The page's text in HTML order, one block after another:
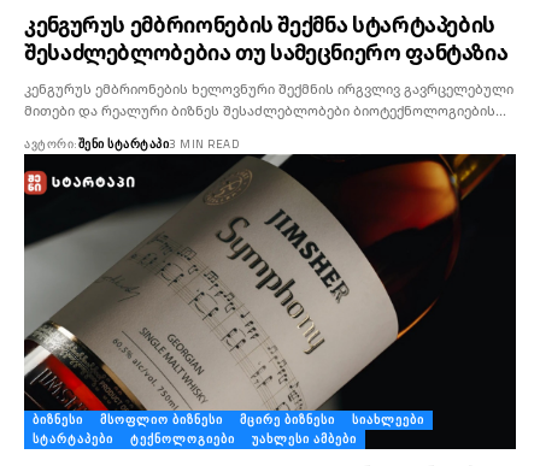
კენგურუს ემბრიონების შექმნა სტარტაპების
შესაძლებლობებია თუ სამეცნიერო ფანტაზია
კენგურუს ემბრიონების ხელოვნური შექმნის ირგვლივ გავრცელებული
მითები და რეალური ბიზნეს შესაძლებლობები ბიოტექნოლოგიების…
ᲐᲕᲢᲝᲠᲘ:ᲨᲔᲜᲘ ᲡᲢᲐᲠᲢᲐᲞᲘ3 MIN READ
ᲑᲘᲖᲜᲔᲡᲘ ᲛᲡᲝᲤᲚᲘᲝ ᲑᲘᲖᲜᲔᲡᲘ ᲛᲪᲘᲠᲔ ᲑᲘᲖᲜᲔᲡᲘ
ᲡᲘᲐᲮᲚᲔᲔᲑᲘ
ᲡᲢᲐᲠᲢᲐᲞᲔᲑᲘ
ᲢᲔᲥᲜᲝᲚᲝᲒᲘᲔᲑᲘ ᲣᲐᲮᲚᲔᲡᲘ ᲐᲛᲑᲔᲑᲘ